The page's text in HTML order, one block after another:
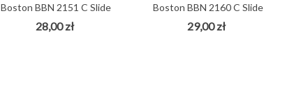
Boston BBN 2151 C Slide
gitarowy...
28,00 zł
Boston BBN 2160 C Slide
gitarowy...
29,00 zł